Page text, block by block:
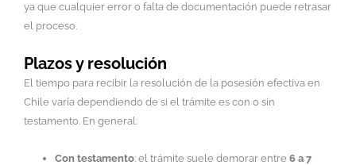
ya que cualquier error o falta de documentación puede retrasar
el proceso.
Plazos y resolución
El tiempo para recibir la resolución de la posesión efectiva en
Chile varía dependiendo de si el trámite es con o sin
testamento. En general:
Con testamento: el trámite suele demorar entre 6 a 7